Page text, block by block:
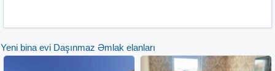
Yeni bina evi Daşınmaz Əmlak elanları